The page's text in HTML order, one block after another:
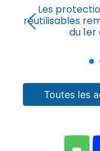
Service
Toutes les